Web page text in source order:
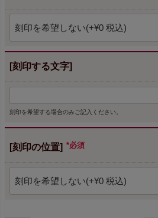
[刻印する文字]
刻印を希望する場合のみご記入ください。
[刻印の位置]